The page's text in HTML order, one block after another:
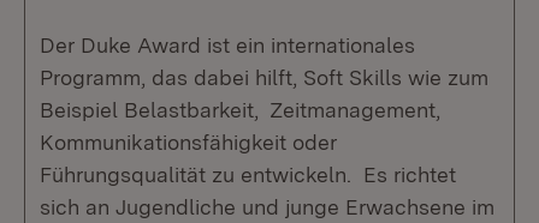
Der Duke Award ist ein internationales
Programm, das dabei hilft, Soft Skills wie zum
Beispiel Belastbarkeit, Zeitmanagement,
Kommunikationsfähigkeit oder
Führungsqualität zu entwickeln. Es richtet
sich an Jugendliche und junge Erwachsene im